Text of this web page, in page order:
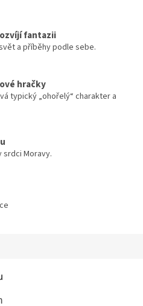
fantazii
a příběhy podle sebe.
hračky
typický „ohořelý“ charakter a
srdci Moravy.